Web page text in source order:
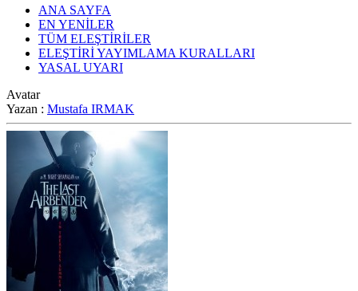
ANA SAYFA
EN YENİLER
TÜM ELEŞTİRİLER
ELEŞTİRİ YAYIMLAMA KURALLARI
YASAL UYARI
Avatar
Yazan : Mustafa IRMAK